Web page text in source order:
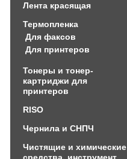
Лента красящая
Термопленка
Для факсов
Для принтеров
Тонеры и тонер-
картриджи для
принтеров
RISO
Чернила и СНПЧ
Чистящие и химические